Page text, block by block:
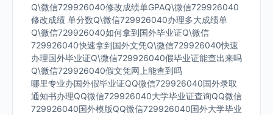
Q\微信729926040修改成绩单GPAQ\微信729926040
修改成绩 单分数Q\微信729926040办理多大成绩单
Q\微信729926040如何拿到国外毕业证Q\微信
729926040快速拿到国外文凭Q\微信729926040快速
办理国外毕业证Q\微信729926040假毕业证能查出来吗
Q\微信729926040假文凭网上能查到吗
哪里专业办国外假毕业证QQ微信729926040国外录取
通知书办理QQ微信729926040大学毕业证查询QQ微信
729926040国外模版QQ微信729926040国外大学毕业